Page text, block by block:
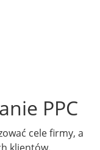
PPC
cele firmy, a